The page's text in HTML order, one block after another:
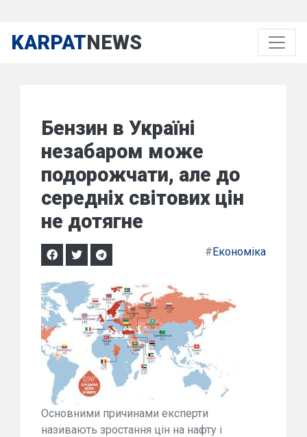
KARPATNEWS
Бензин в Україні
незабаром може
подорожчати, але до
середніх світових цін
не дотягне
#Економіка
Основними причинами експерти
називають зростання цін на нафту і